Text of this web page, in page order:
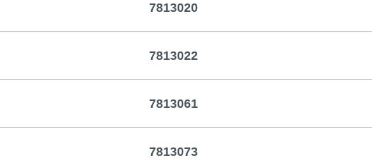
7813020
7813022
7813061
7813073